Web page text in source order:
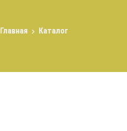
Главная Каталог